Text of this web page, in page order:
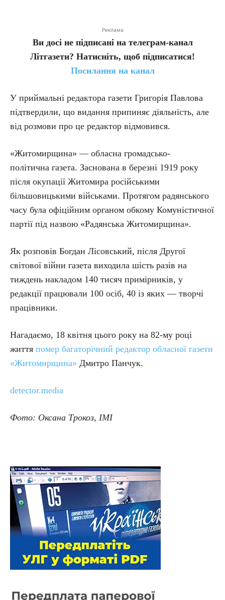
Реклама
Ви досі не підписані на телеграм-канал
Літгазети? Натисніть, щоб підписатися!
Посилання на канал
У приймальні редактора газети Григорія Павлова
підтвердили, що видання припиняє діяльність, але
від розмови про це редактор відмовився.
«Житомирщина» — обласна громадсько-
політична газета. Заснована в березні 1919 року
після окупації Житомира російськими
більшовицькими військами. Протягом радянського
часу була офіційним органом обкому Комуністичної
партії під назвою «Радянська Житомирщина».
Як розповів Богдан Лісовський, після Другої
світової війни газета виходила шість разів на
тиждень накладом 140 тисяч примірників, у
редакції працювали 100 осіб, 40 із яких — творчі
працівники.
Нагадаємо, 18 квітня цього року на 82-му році
життя помер багаторічний редактор обласної газети
«Житомирщина» Дмитро Панчук.
detector.media
Фото: Оксана Трокоз, ІМІ